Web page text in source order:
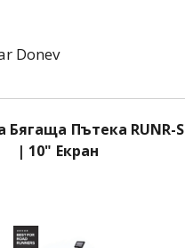
Donev
Бягаща Пътека RUNR-S
| 10" Екран